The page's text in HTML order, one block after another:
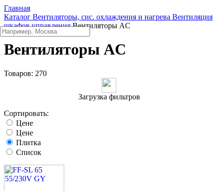
Главная
Каталог Вентиляторы, сис. охлаждения и нагрева Вентиляция
шкафов управления Вентиляторы AC
Вентиляторы AC
Товаров: 270
Загрузка фильтров
Сортировать:
Цене
Цене
Плитка
Список